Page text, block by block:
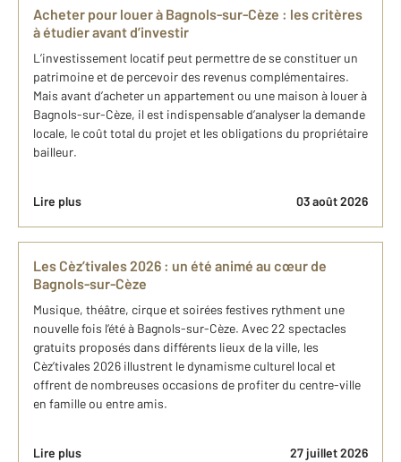
Acheter pour louer à Bagnols-sur-Cèze : les critères
à étudier avant d’investir
L’investissement locatif peut permettre de se constituer un
patrimoine et de percevoir des revenus complémentaires.
Mais avant d’acheter un appartement ou une maison à louer à
Bagnols-sur-Cèze, il est indispensable d’analyser la demande
locale, le coût total du projet et les obligations du propriétaire
bailleur.
Lire plus 03 août 2026
Les Cèz’tivales 2026 : un été animé au cœur de
Bagnols-sur-Cèze
Musique, théâtre, cirque et soirées festives rythment une
nouvelle fois l’été à Bagnols-sur-Cèze. Avec 22 spectacles
gratuits proposés dans différents lieux de la ville, les
Cèz’tivales 2026 illustrent le dynamisme culturel local et
offrent de nombreuses occasions de profiter du centre-ville
en famille ou entre amis.
Lire plus 27 juillet 2026